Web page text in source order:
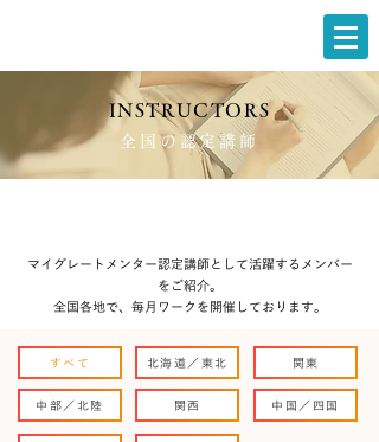
INSTRUCTORS
全国の認定講師
マイグレートメンター認定講師として活躍するメンバー
をご紹介。
全国各地で、毎月ワークを開催しております。
すべて
中部／北陸
北海道／東北
関西
関東
中国／四国